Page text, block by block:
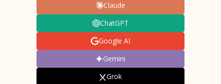
Claude
ChatGPT
Google AI
Gemini
Grok